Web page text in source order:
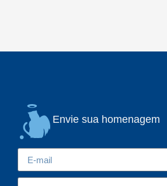
Envie sua homenagem